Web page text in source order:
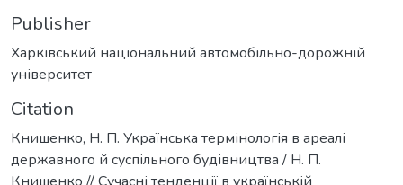
Publisher
Харківський національний автомобільно-дорожній
університет
Citation
Книшенко, Н. П. Українська термінологія в ареалі
державного й суспільного будівництва / Н. П.